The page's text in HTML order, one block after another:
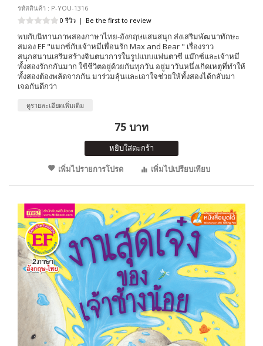
รหัสสินค้า : P-YOU-1316
0 รีวิว | Be the first to review
พบกับนิทานภาพสองภาษาไทย-อังกฤษแสนสนุก ส่งเสริมพัฒนาทักษะ
สมอง EF "แมกซ์กับเจ้าหมีเพื่อนรัก Max and Bear " เรื่องราว
สนุกสนานเสริมสร้างจินตนาการในรูปแบบแฟนตาซี แม๊กซ์และเจ้าหมี
ทั้งสองรักกกันมาก ใช้ชีวิตอยู่ด้วยกันทุกวัน อยู่มาวันหนึ่งเกิดเหตุที่ทำให้
ทั้งสองต้องพลัดจากกัน มาร่วมลุ้นและเอาใจช่วยให้ทั้งสองได้กลับมา
เจอกันดีกว่า
ดูรายละเอียดเพิ่มเติม
75 บาท
หยิบใส่ตะกร้า
เพิ่มไปรายการโปรด
เพิ่มไปเปรียบเทียบ